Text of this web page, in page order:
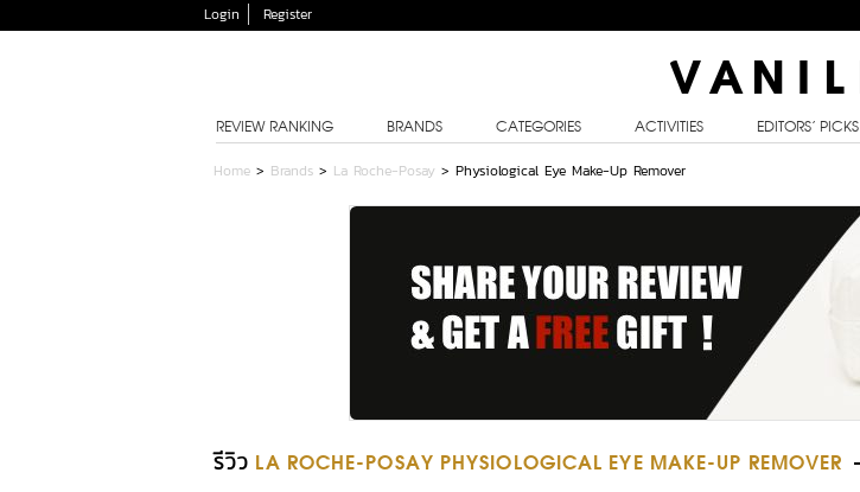
Login Register
REVIEW RANKING BRANDS CATEGORIES ACTIVITIES EDITORS’ PICKS
Home > Brands > La Roche-Posay > Physiological Eye Make-Up Remover
รีวิว LA ROCHE-POSAY PHYSIOLOGICAL EYE MAKE-UP REMOVER